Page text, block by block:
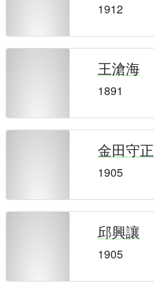
1912
王滄海
1891
金田守正
1905
邱興讓
1905